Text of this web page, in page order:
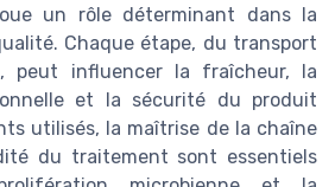
un rôle déterminant dans la
Chaque étape, du transport
peut influencer la fraîcheur, la
et la sécurité du produit
utilisés, la maîtrise de la chaîne
du traitement sont essentiels